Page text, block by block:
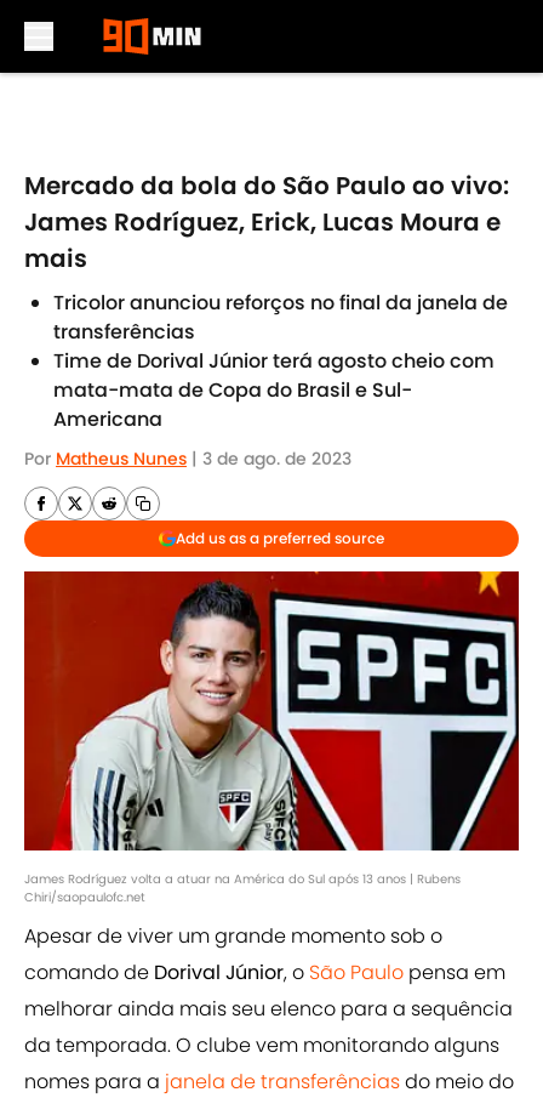
Mercado da bola do São Paulo ao vivo:
James Rodríguez, Erick, Lucas Moura e
mais
Tricolor anunciou reforços no final da janela de
transferências
Time de Dorival Júnior terá agosto cheio com
mata-mata de Copa do Brasil e Sul-
Americana
Por Matheus Nunes | 3 de ago. de 2023
Add us as a preferred source
James Rodríguez volta a atuar na América do Sul após 13 anos | Rubens
Chiri/saopaulofc.net
Apesar de viver um grande momento sob o
comando de Dorival Júnior, o São Paulo pensa em
melhorar ainda mais seu elenco para a sequência
da temporada. O clube vem monitorando alguns
nomes para a janela de transferênciasdo meio do